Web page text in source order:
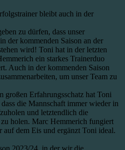
bleibt auch in der
zu dürfen, dass unser
der kommenden Saison an der
wird! Toni hat in der letzten
ein starkes Trainerduo
Auch in der kommenden Saison
um unser Team zu
großen Erfahrungsschatz hat Toni
die Mannschaft immer wieder in
und letztendlich die
holen. Marc Hemmerich fungiert
auf dem Eis und ergänzt Toni ideal.